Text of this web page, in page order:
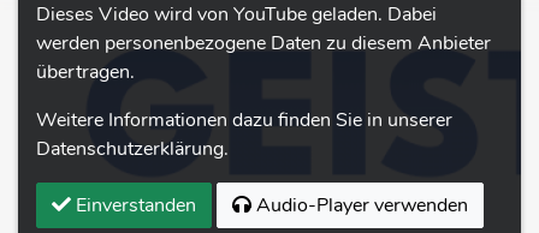
Dieses Video wird von YouTube geladen. Dabei
werden personenbezogene Daten zu diesem Anbieter
übertragen.
Weitere Informationen dazu finden Sie in unserer
Datenschutzerklärung.
Einverstanden Audio-Player verwenden